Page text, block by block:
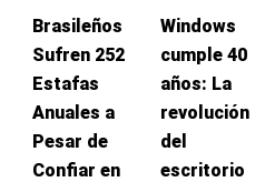
Brasileños
Sufren 252
Estafas
Anuales a
Pesar de
Confiar en
Windows
cumple 40
años: La
revolución
del
escritorio